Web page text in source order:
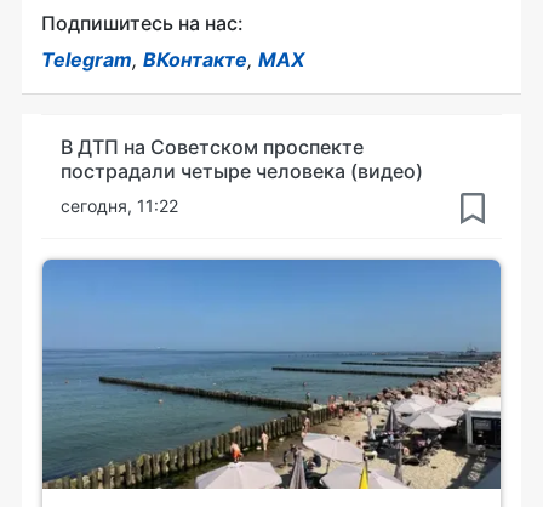
Подпишитесь на нас:
Telegram, ВКонтакте, MAX
В ДТП на Советском проспекте
пострадали четыре человека (видео)
сегодня, 11:22